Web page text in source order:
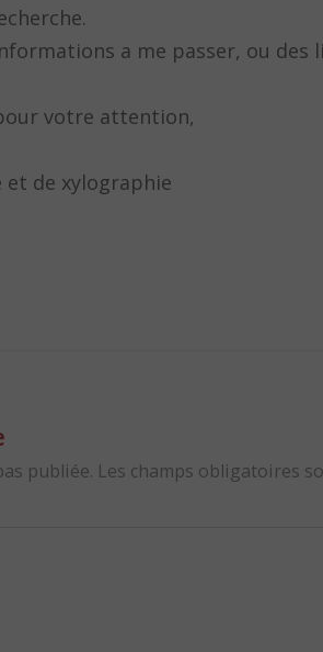
a me passer, ou
votre attention,
de xylographie
publiée. Les champs obligatoires